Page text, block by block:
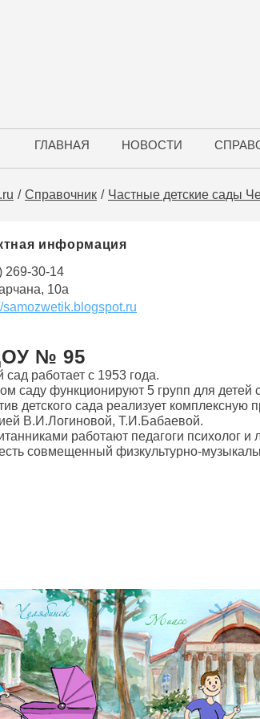
ГЛАВНАЯ НОВОСТИ
Справочник Частные детские сады
информация
269-30-14
10а
samozwetik.blogspot.ru
№ 95
сад работает с 1953 года.
саду функционируют 5 групп для детей
детского сада реализует
В.И.Логиновой, Т.И.Бабаевой.
работают педагоги психолог и
совмещенный физкультурно-